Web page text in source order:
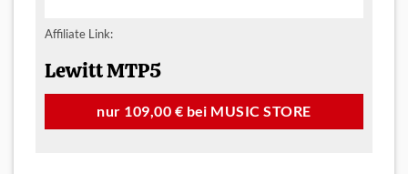
Affiliate Link:
Lewitt MTP5
nur 109,00 € bei MUSIC STORE